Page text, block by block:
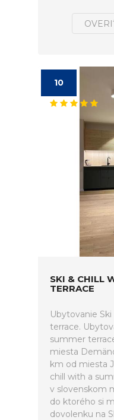
10
SKI & CHILL
TERRACE
Ubytovanie
terrace.
summer
miesta
km od miesta
chill with a
v slovenskom
do ktorého si
dovolenku na